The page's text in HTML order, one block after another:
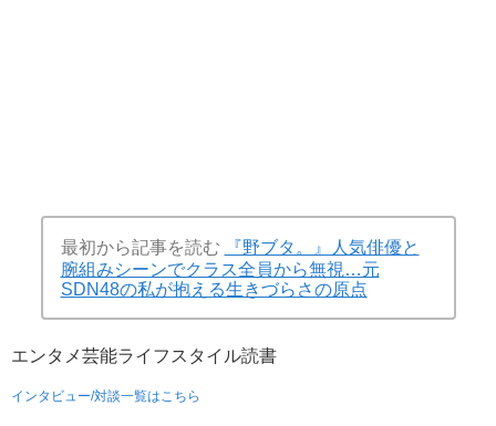
最初から記事を読む
『野ブタ。』人気俳優と
腕組みシーンでクラス全員から無視…元
SDN48の私が抱える生きづらさの原点
エンタメ芸能ライフスタイル読書
インタビュー/対談一覧はこちら